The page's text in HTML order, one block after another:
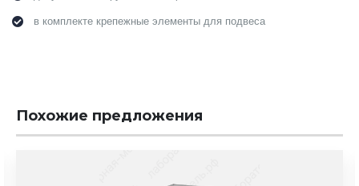
в комплекте крепежные элементы для подвеса
Похожие предложения